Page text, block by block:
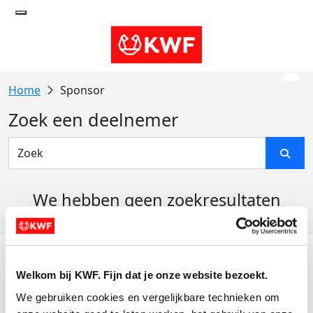
Welkom bij KWF. Fijn dat je onze website bezoekt.
We gebruiken cookies en vergelijkbare technieken om
Sponsor
Zoek een deelnemer
We hebben geen zoekresultaten
Actiematerialen
Evenementen